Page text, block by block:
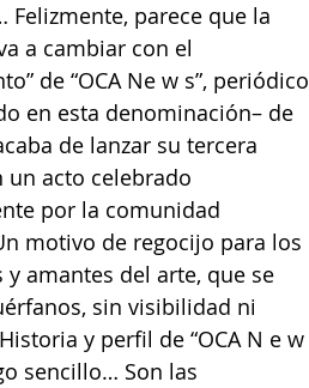
Felizmente, parece que la
a cambiar con el
de “OCA Ne w s”, periódico
en esta denominación– de
de lanzar su tercera
un acto celebrado
por la comunidad
motivo de regocijo para los
y amantes del arte, que se
sin visibilidad ni
y perfil de “OCA N e w
sencillo… Son las